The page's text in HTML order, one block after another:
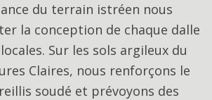
du terrain istréen nous
la conception de chaque dalle
Sur les sols argileux du
Claires, nous renforçons le
soudé et prévoyons des